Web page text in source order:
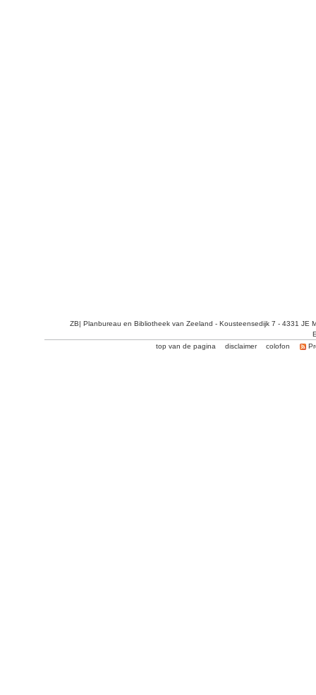
ZB| Planbureau en Bibliotheek van Zeeland - Kousteensedijk 7 - 4331 JE
top van de pagina
disclaimer colofon